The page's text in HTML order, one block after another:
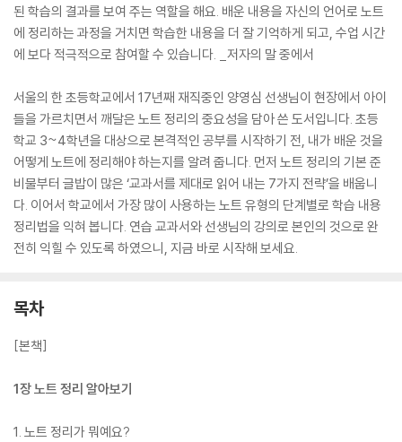
된 학습의 결과를 보여 주는 역할을 해요. 배운 내용을 자신의 언어로 노트
에 정리하는 과정을 거치면 학습한 내용을 더 잘 기억하게 되고, 수업 시간
에 보다 적극적으로 참여할 수 있습니다. _저자의 말 중에서
서울의 한 초등학교에서 17년째 재직중인 양영심 선생님이 현장에서 아이
들을 가르치면서 깨달은 노트 정리의 중요성을 담아 쓴 도서입니다. 초등
학교 3~4학년을 대상으로 본격적인 공부를 시작하기 전, 내가 배운 것을
어떻게 노트에 정리해야 하는지를 알려 줍니다. 먼저 노트 정리의 기본 준
비물부터 글밥이 많은 ‘교과서를 제대로 읽어 내는 7가지 전략’을 배웁니
다. 이어서 학교에서 가장 많이 사용하는 노트 유형의 단계별로 학습 내용
정리법을 익혀 봅니다. 연습 교과서와 선생님의 강의로 본인의 것으로 완
전히 익힐 수 있도록 하였으니, 지금 바로 시작해 보세요.
목차
[본책]
1장 노트 정리 알아보기
1. 노트 정리가 뭐예요?